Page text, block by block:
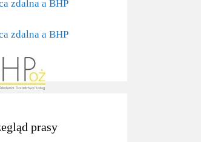
zdalna a BHP
zdalna a BHP
prasy